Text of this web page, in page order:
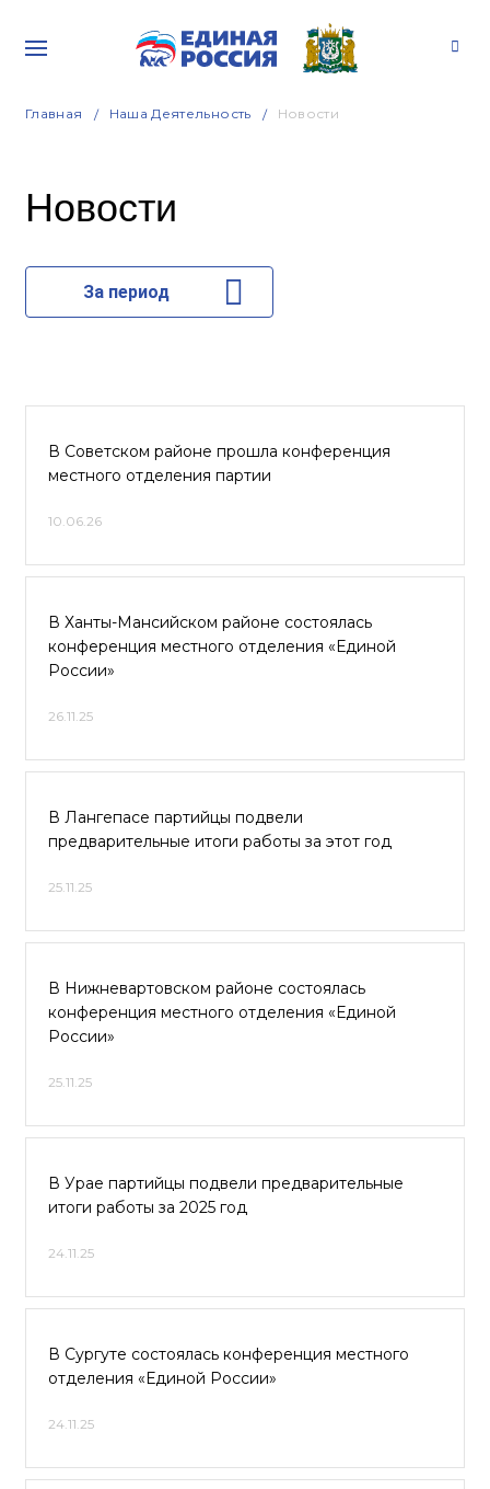
Главная Наша Деятельность Новости
Новости
За период
В Советском районе прошла конференция
местного отделения партии
10.06.26
В Ханты-Мансийском районе состоялась
конференция местного отделения «Единой
России»
26.11.25
В Лангепасе партийцы подвели
предварительные итоги работы за этот год
25.11.25
В Нижневартовском районе состоялась
конференция местного отделения «Единой
России»
25.11.25
В Урае партийцы подвели предварительные
итоги работы за 2025 год
24.11.25
В Сургуте состоялась конференция местного
отделения «Единой России»
24.11.25